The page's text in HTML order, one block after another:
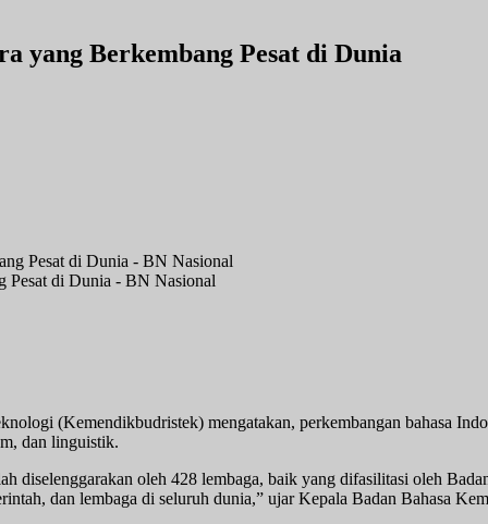
yang Berkembang Pesat di Dunia
Pesat di Dunia - BN Nasional
(Kemendikbudristek) mengatakan, perkembangan bahasa
dan linguistik.
diselenggarakan oleh 428 lembaga, baik yang difasilitasi oleh
dan lembaga di seluruh dunia,” ujar Kepala Badan Bahasa